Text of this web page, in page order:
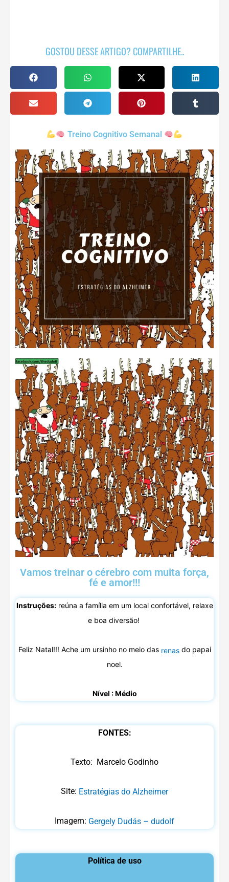
GOSTOU DESSE ARTIGO? COMPARTILHE..
Treino Cognitivo Semanal
Vamos treinar o cérebro com muita força,
fé e amor!!!
Instruções:reúna a família em um local confortável, relaxe
e boa diversão!
Feliz Natal!!! Ache um ursinho no meio das renasdo papai
noel.
Nível : Médio
FONTES:
Texto: Marcelo Godinho
Site: Estratégias do Alzheimer
Imagem: Gergely Dudás – dudolf
Política de uso